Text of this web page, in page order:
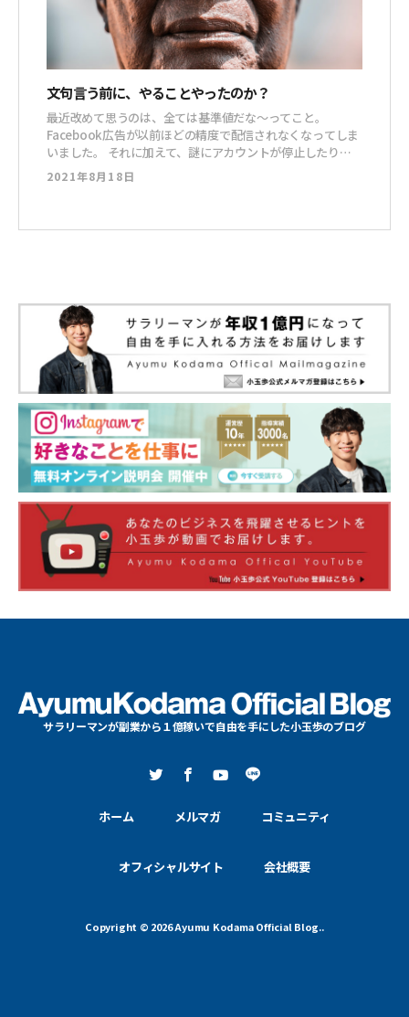
文句言う前に、やることやったのか？
最近改めて思うのは、全ては基準値だな〜ってこと。
Facebook広告が以前ほどの精度で配信されなくなってしま
いました。 それに加えて、謎にアカウントが停止したりし
ていますよね。 そんなこんなで、フロントラインワークス
ではYouTube広告を始める人が増えています。 ですが！ こ
2021年8月18日
サラリーマンが副業から１億稼いで自由を手にした小玉歩のブログ
ホーム メルマガ コミュニティ
オフィシャルサイト 会社概要
Copyright © 2026 Ayumu Kodama Official Blog..